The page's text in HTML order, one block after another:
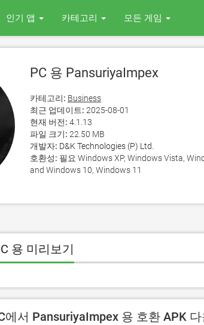
인기 앱 카테고리 모든 게임
PC 용 PansuriyaImpex
카테고리: Business
최근 업데이트: 2025-08-01
현재 버전: 4.1.13
파일 크기: 22.50 MB
개발자: D&K Technologies (P) Ltd.
호환성: 필요 Windows XP, Windows Vista,
and Windows 10, Windows 11
용 미리보기
에서 PansuriyaImpex 용 호환 APK